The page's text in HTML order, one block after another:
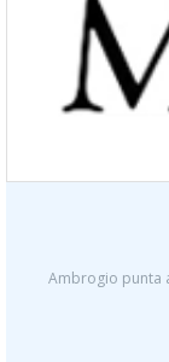
Ambrogio punta